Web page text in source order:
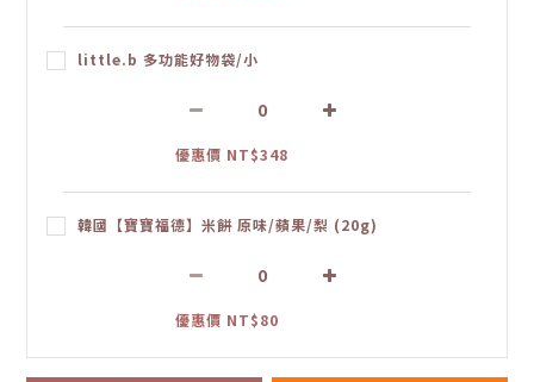
little.b 多功能好物袋/小
優惠價 NT$348
韓國【寶寶福德】米餅 原味/蘋果/梨 (20g)
優惠價 NT$80